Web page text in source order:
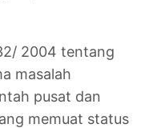
2004 tentang
masalah
pusat dan
memuat status